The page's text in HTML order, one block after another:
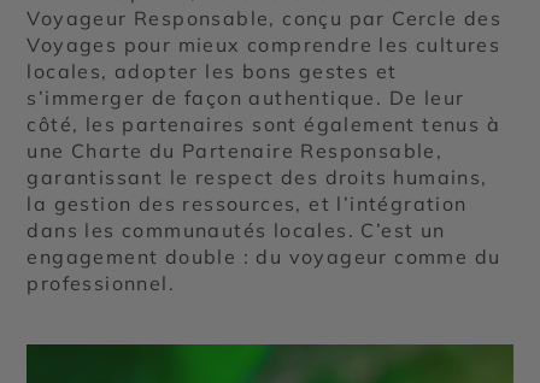
Voyageur Responsable, conçu par Cercle des
Voyages pour mieux comprendre les cultures
locales, adopter les bons gestes et
s’immerger de façon authentique. De leur
côté, les partenaires sont également tenus à
une Charte du Partenaire Responsable,
garantissant le respect des droits humains,
la gestion des ressources, et l’intégration
dans les communautés locales. C’est un
engagement double : du voyageur comme du
professionnel.